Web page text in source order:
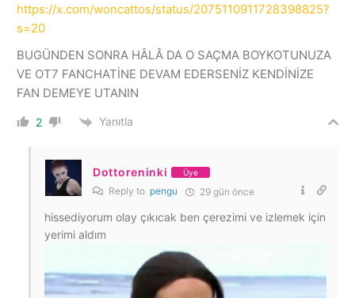
https://x.com/woncattos/status/2075110911728398825?
s=20
BUGÜNDEN SONRA HÂLÂ DA O SAÇMA BOYKOTUNUZA
VE OT7 FANCHATİNE DEVAM EDERSENİZ KENDİNİZE
FAN DEMEYE UTANIN
2 Yanıtla
Dottoreninki Üye
Reply to pengu 29 gün önce
hissediyorum olay çıkıcak ben çerezimi ve izlemek için
yerimi aldım